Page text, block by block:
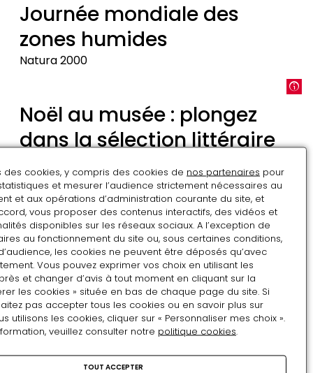
l'animation
Natura
2000
Journée mondiale des
zones humides
Natura 2000
des
zones
humides
Noël au musée : plongez
dans la sélection littéraire
des Libraires du Grand
Palais
La sélection des libraires
Noël
au
musée
:
plongez
dans
la
sélection
Ressources pédagogiques
Des fiches support de visite disponibles en
téléchargement
VISITES & ACTIVITÉS
pédagogiques
des cookies, y compris des cookies de nos partenaires pour
et mesurer l’audience strictement nécessaires au
et aux opérations d’administration courante du site, et
vous proposer des contenus interactifs, des vidéos et
disponibles sur les réseaux sociaux. A l’exception de
au fonctionnement du site ou, sous certaines conditions,
les cookies ne peuvent être déposés qu’avec
Vous pouvez exprimer vos choix en utilisant les
et changer d’avis à tout moment en cliquant sur la
les cookies » située en bas de chaque page du site. Si
pas accepter tous les cookies ou en savoir plus sur
utilisons les cookies, cliquer sur « Personnaliser mes choix ».
veuillez consulter notre politique cookies.
TOUT ACCEPTER